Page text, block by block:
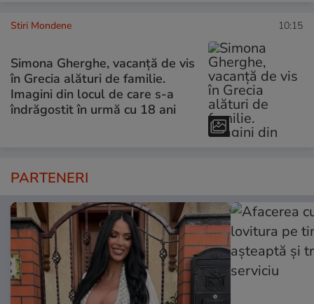
Stiri Mondene 10:15
Simona Gherghe, vacanță de vis
în Grecia alături de familie.
Imagini din locul de care s-a
îndrăgostit în urmă cu 18 ani
PARTENERI